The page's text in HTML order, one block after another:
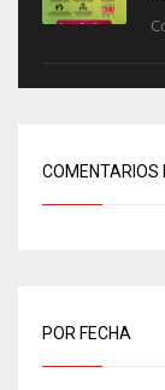
COMENTARIOS
POR FECHA